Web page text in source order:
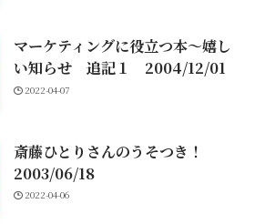
マーケティングに役立つ本～嬉し
い知らせ 追記１ 2004/12/01
2022-04-07
斎藤ひとりさんのうそつき！
2003/06/18
2022-04-06